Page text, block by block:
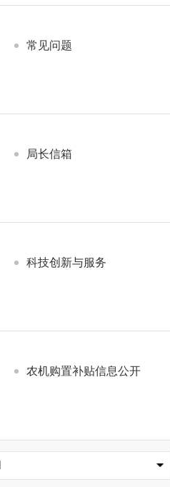
常见问题
局长信箱
科技创新与服务
农机购置补贴信息公开